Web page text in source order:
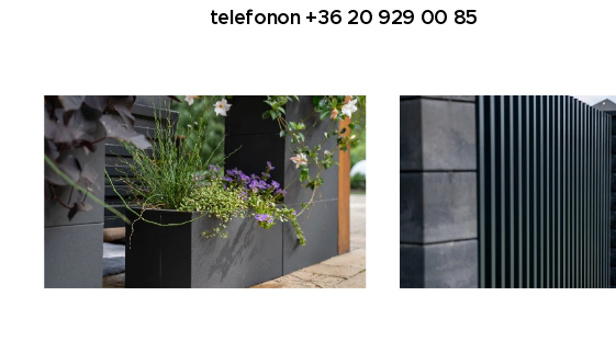
telefonon +36 20 929 00 85